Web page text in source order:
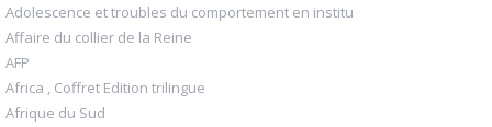
Adolescence et troubles du comportement en institu
Affaire du collier de la Reine
AFP
Africa , Coffret Edition trilingue
Afrique du Sud